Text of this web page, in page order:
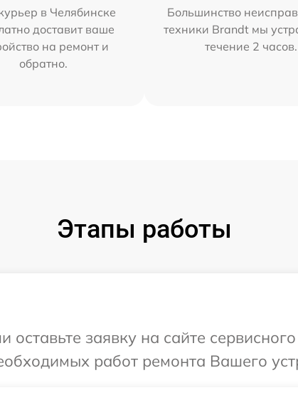
в Челябинске
доставит ваше
на ремонт и
обратно.
Большинство
техники Brandt мы
течение 2 часов.
Этапы работы
оставьте заявку на сайте
работ ремонта Вашего